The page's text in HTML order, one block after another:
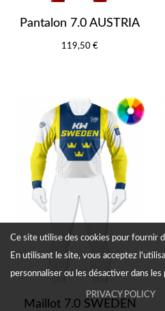
Pantalon 7.0 AUSTRIA
119,50 €
Maillot 7.0 SWEDEN
Ce site utilise des cookies pour fournir
En utilisant le site, vous acceptez
personnaliser ou les désactiver dans
PRIVACY POLICY